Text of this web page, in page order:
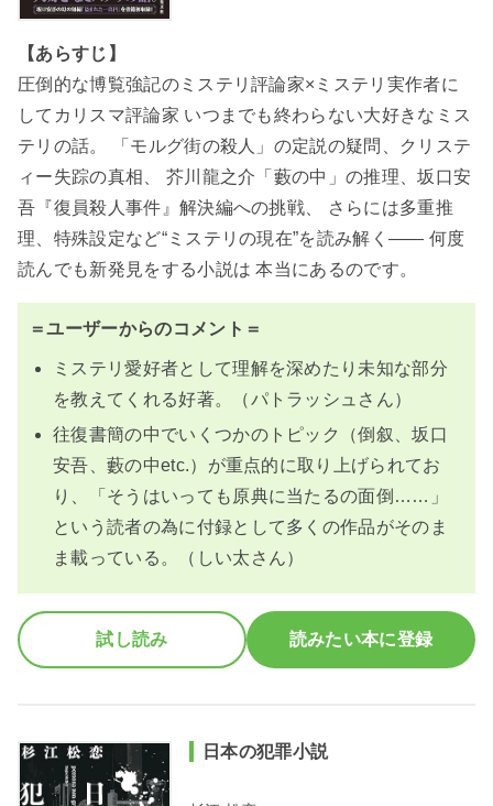
【あらすじ】
圧倒的な博覧強記のミステリ評論家×ミステリ実作者に
してカリスマ評論家 いつまでも終わらない大好きなミス
テリの話。 「モルグ街の殺人」の定説の疑問、クリステ
ィー失踪の真相、 芥川龍之介「藪の中」の推理、坂口安
吾『復員殺人事件』解決編への挑戦、 さらには多重推
理、特殊設定など“ミステリの現在”を読み解く―― 何度
読んでも新発見をする小説は 本当にあるのです。
＝ユーザーからのコメント＝
ミステリ愛好者として理解を深めたり未知な部分
を教えてくれる好著。（パトラッシュさん）
往復書簡の中でいくつかのトピック（倒叙、坂口
安吾、藪の中etc.）が重点的に取り上げられてお
り、「そうはいっても原典に当たるの面倒……」
という読者の為に付録として多くの作品がそのま
ま載っている。（しい太さん）
試し読み 読みたい本に登録
日本の犯罪小説